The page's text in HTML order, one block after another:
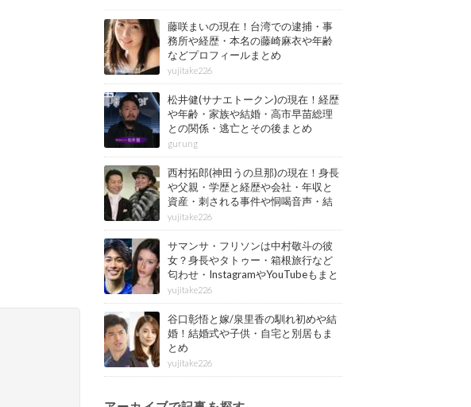
藤咲まいの現在！台湾での逮捕・事
務所や経歴・本名の藤崎麻衣や年齢
などプロフィールまとめ
yujitake226
松井健(サナエトークン)の現在！経歴
や年齢・家族や結婚・高市早苗総理
との関係・逃亡とその後まとめ
gurung
西村拓郎(神田うの旦那)の現在！身長
や父親・学歴と経歴や会社・年収と
資産・刺される事件や恫喝音声・結
婚と子供や自宅・脳梗塞の病気もま
とめ
yujitake226
サマンサ・フリソンは中村敬斗の彼
女？身長やタトゥー・箱根旅行など
匂わせ・InstagramやYouTubeもまと
め
yujitake226
谷口彰悟と嫁/泉里香の馴れ初めや結
婚！結婚式や子供・自宅と別居もま
とめ
yujitake226